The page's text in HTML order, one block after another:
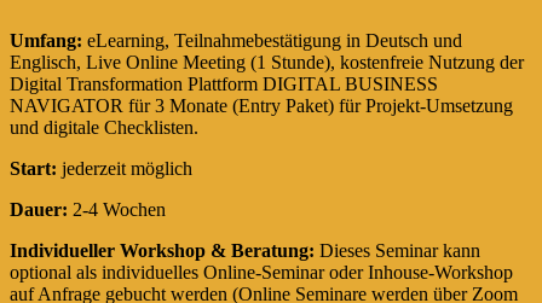
Umfang: eLearning, Teilnahmebestätigung in Deutsch und
Englisch, Live Online Meeting (1 Stunde), kostenfreie Nutzung der
Digital Transformation Plattform DIGITAL BUSINESS
NAVIGATOR für 3 Monate (Entry Paket) für Projekt-Umsetzung
und digitale Checklisten.
Start: jederzeit möglich
Dauer: 2-4 Wochen
Individueller Workshop & Beratung: Dieses Seminar kann
optional als individuelles Online-Seminar oder Inhouse-Workshop
auf Anfrage gebucht werden (Online Seminare werden über Zoom